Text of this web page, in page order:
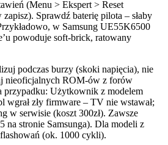
(Menu > Ekspert > Reset
Sprawdź baterię pilota – słaby
w Samsung UE55K6500
powoduje soft-brick, ratowany
podczas burzy (skoki napięcia), nie
nieoficjalnych ROM-ów z forów
przypadku: Użytkownik z modelem
wgrał zły firmware – TV nie wstawał;
w serwisie (koszt 300zł). Zawsze
stronie Samsunga). Dla modeli z
(ok. 1000 cykli).